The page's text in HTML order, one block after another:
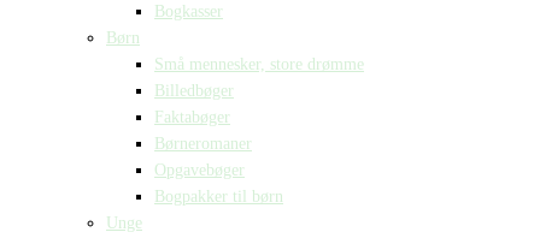
Bogkasser
Børn
Små mennesker, store drømme
Billedbøger
Faktabøger
Børneromaner
Opgavebøger
Bogpakker til børn
Unge